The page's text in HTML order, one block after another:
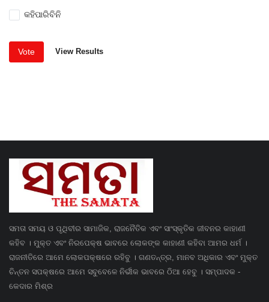
କହିପାରିବିନି
Vote View Results
ସମତା ସମୟ ଓ ପୃଥିବୀର ସାମାଜିକ, ରାଜନୈତିକ ଏବଂ ସାଂସ୍କୃତିକ ଜୀବନର କାହାଣୀ
କହିବ । ମୁକ୍ତ ଏବଂ ନିରପେକ୍ଷ ଭାବରେ ଲୋକଙ୍କ କାହାଣୀ କହିବା ଆମର ଧର୍ମ ।
ରାଜନୀତିରେ ଆମେ ଲୋକପକ୍ଷରେ ରହିବୁ । ଗଣତନ୍ତ୍ର, ମାନବ ଅଧିକାର ଏବଂ ମୁକ୍ତ
ଚିନ୍ତନ ସପକ୍ଷରେ ଆମେ ସବୁବେଳେ ନିର୍ଭୀକ ଭାବରେ ଠିଆ ହେବୁ । ସମ୍ପାଦକ -
କେଦାର ମିଶ୍ର